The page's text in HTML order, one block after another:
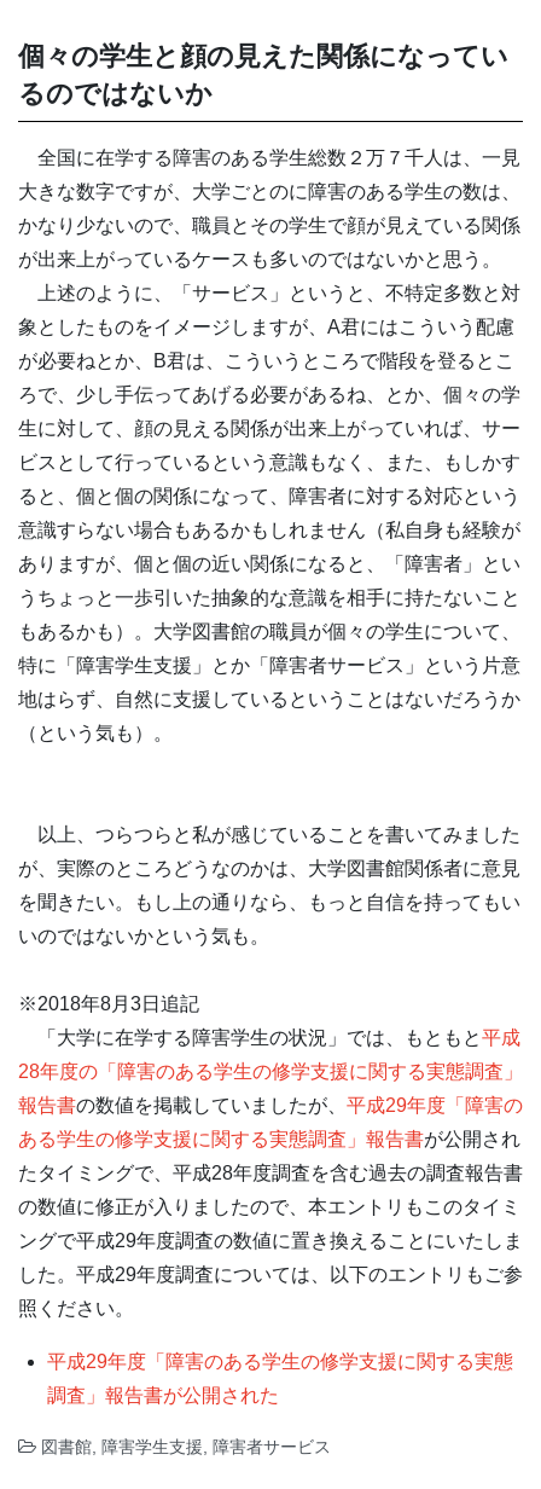
個々の学生と顔の見えた関係になってい
るのではないか
全国に在学する障害のある学生総数２万７千人は、一見
大きな数字ですが、大学ごとのに障害のある学生の数は、
かなり少ないので、職員とその学生で顔が見えている関係
が出来上がっているケースも多いのではないかと思う。
上述のように、「サービス」というと、不特定多数と対
象としたものをイメージしますが、A君にはこういう配慮
が必要ねとか、B君は、こういうところで階段を登るとこ
ろで、少し手伝ってあげる必要があるね、とか、個々の学
生に対して、顔の見える関係が出来上がっていれば、サー
ビスとして行っているという意識もなく、また、もしかす
ると、個と個の関係になって、障害者に対する対応という
意識すらない場合もあるかもしれません（私自身も経験が
ありますが、個と個の近い関係になると、「障害者」とい
うちょっと一歩引いた抽象的な意識を相手に持たないこと
もあるかも）。大学図書館の職員が個々の学生について、
特に「障害学生支援」とか「障害者サービス」という片意
地はらず、自然に支援しているということはないだろうか
（という気も）。
以上、つらつらと私が感じていることを書いてみました
が、実際のところどうなのかは、大学図書館関係者に意見
を聞きたい。もし上の通りなら、もっと自信を持ってもい
いのではないかという気も。
※2018年8月3日追記
「大学に在学する障害学生の状況」では、もともと平成
28年度の「障害のある学生の修学支援に関する実態調査」
報告書の数値を掲載していましたが、 平成29年度「障害の
ある学生の修学支援に関する実態調査」報告書が公開され
たタイミングで、平成28年度調査を含む過去の調査報告書
の数値に修正が入りましたので、本エントリもこのタイミ
ングで平成29年度調査の数値に置き換えることにいたしま
した。平成29年度調査については、以下のエントリもご参
照ください。
平成29年度「障害のある学生の修学支援に関する実態
調査」報告書が公開された
図書館 障害学生支援 障害者サービス